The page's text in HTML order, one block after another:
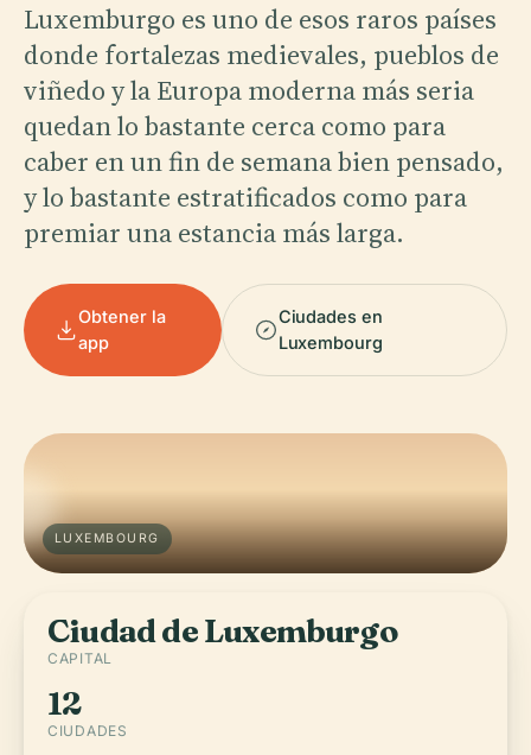
Luxemburgo es uno de esos raros países
donde fortalezas medievales, pueblos de
viñedo y la Europa moderna más seria
quedan lo bastante cerca como para
caber en un fin de semana bien pensado,
y lo bastante estratificados como para
premiar una estancia más larga.
Obtener la
app
Ciudades en
Luxembourg
LUXEMBOURG
Ciudad de Luxemburgo
CAPITAL
12
CIUDADES